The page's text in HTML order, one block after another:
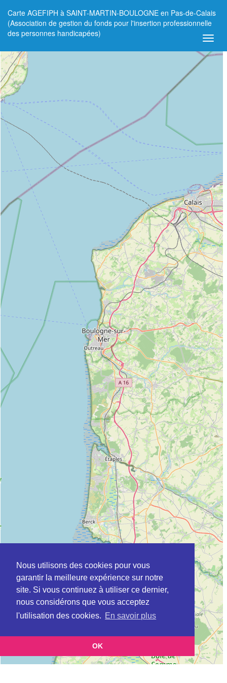
Nous utilisons des cookies pour vous
garantir la meilleure expérience sur notre
site. Si vous continuez à utiliser ce dernier,
nous considérons que vous acceptez
l'utilisation des cookies. En savoir plus
OK
Carte AGEFIPH à SAINT-MARTIN-BOULOGNE en Pas-de-Calais
(Association de gestion du fonds pour l'insertion professionnelle
des personnes handicapées)
+
−